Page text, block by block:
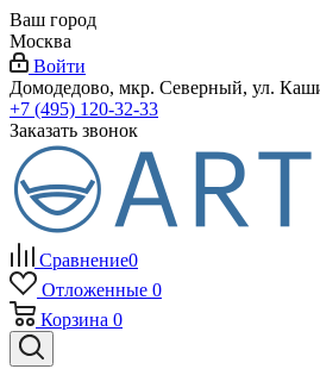
Ваш город
Москва
Войти
Домодедово, мкр. Северный, ул.
+7 (495) 120-32-33
Заказать звонок
Сравнение0
Отложенные 0
Корзина 0